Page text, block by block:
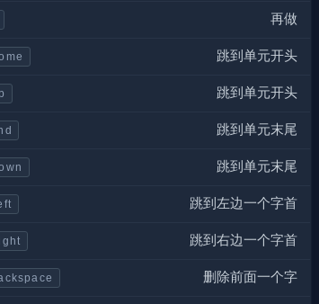
再做
跳到单元开头
跳到单元开头
跳到单元末尾
跳到单元末尾
跳到左边一个字首
跳到右边一个字首
删除前面一个字